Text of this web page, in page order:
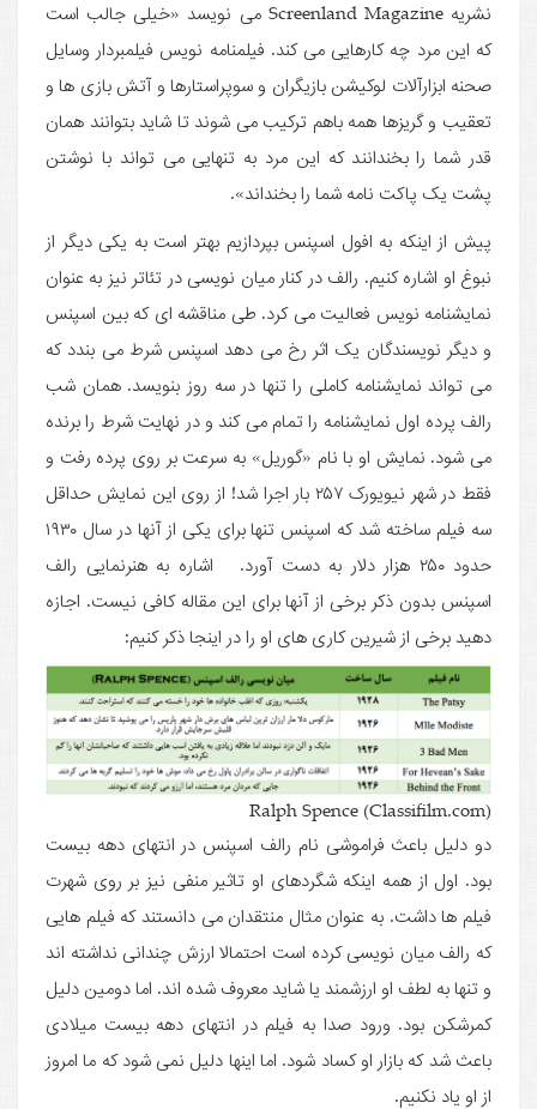
نشریه Screenland Magazine می نویسد «خیلی جالب است
که این مرد چه کارهایی می کند. فیلمنامه نویس فیلمبردار وسایل
صحنه ابزارآلات لوکیشن بازیگران و سوپراستارها و آتش بازی ها و
تعقیب و گریزها همه باهم ترکیب می شوند تا شاید بتوانند همان
قدر شما را بخندانند که این مرد به تنهایی می تواند با نوشتن
پشت یک پاکت نامه شما را بخنداند».
پیش از اینکه به افول اسپنس بپردازیم بهتر است به یکی دیگر از
نبوغ او اشاره کنیم. رالف در کنار میان نویسی در تئاتر نیز به عنوان
نمایشنامه نویس فعالیت می کرد. طی مناقشه ای که بین اسپنس
و دیگر نویسندگان یک اثر رخ می دهد اسپنس شرط می بندد که
می تواند نمایشنامه کاملی را تنها در سه روز بنویسد. همان شب
رالف پرده اول نمایشنامه را تمام می کند و در نهایت شرط را برنده
می شود. نمایش او با نام «گوریل» به سرعت بر روی پرده رفت و
فقط در شهر نیویورک ۲۵۷ بار اجرا شد! از روی این نمایش حداقل
سه فیلم ساخته شد که اسپنس تنها برای یکی از آنها در سال ۱۹۳۰
حدود ۲۵۰ هزار دلار به دست آورد. اشاره به هنرنمایی رالف
اسپنس بدون ذکر برخی از آنها برای این مقاله کافی نیست. اجازه
دهید برخی از شیرین کاری های او را در اینجا ذکر کنیم:
(Ralph Spence (Classifilm.com
دو دلیل باعث فراموشی نام رالف اسپنس در انتهای دهه بیست
بود. اول از همه اینکه شگردهای او تاثیر منفی نیز بر روی شهرت
فیلم ها داشت. به عنوان مثال منتقدان می دانستند که فیلم هایی
که رالف میان نویسی کرده است احتمالا ارزش چندانی نداشته اند
و تنها به لطف او ارزشمند یا شاید معروف شده اند. اما دومین دلیل
کمرشکن بود. ورود صدا به فیلم در انتهای دهه بیست میلادی
باعث شد که بازار او کساد شود. اما اینها دلیل نمی شود که ما امروز
از او یاد نکنیم.